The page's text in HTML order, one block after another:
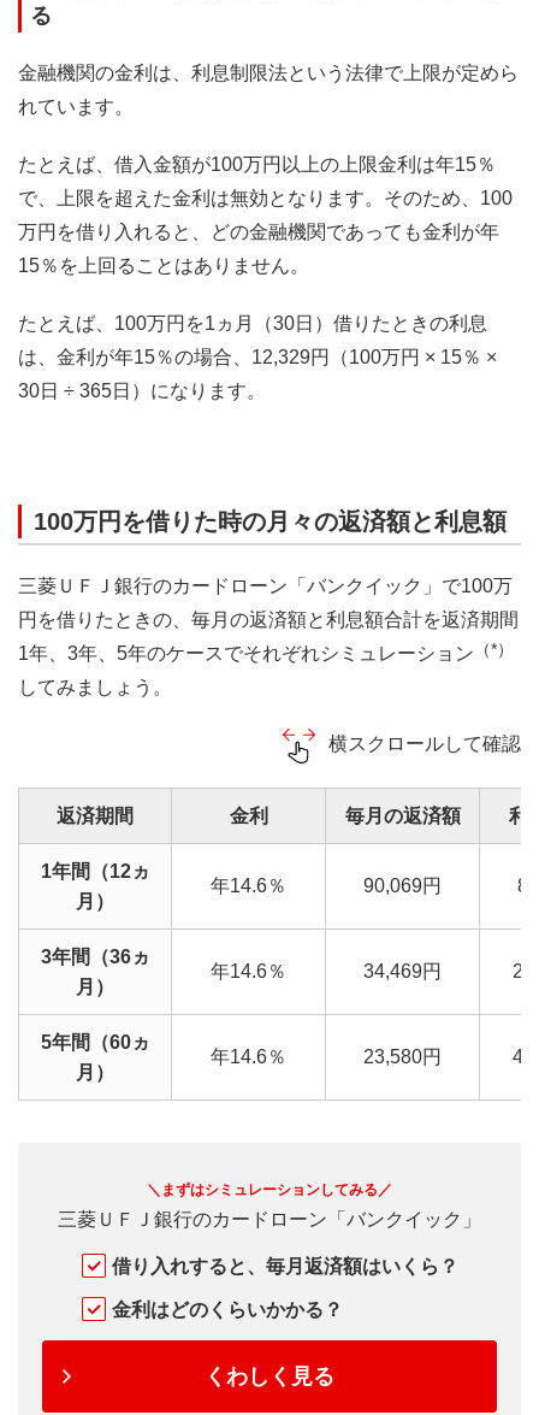
る
金融機関の金利は、利息制限法という法律で上限が定めら
れています。
たとえば、借入金額が100万円以上の上限金利は年15％
で、上限を超えた金利は無効となります。そのため、100
万円を借り入れると、どの金融機関であっても金利が年
15％を上回ることはありません。
たとえば、100万円を1ヵ月（30日）借りたときの利息
は、金利が年15％の場合、12,329円（100万円 × 15％ ×
30日 ÷ 365日）になります。
100万円を借りた時の月々の返済額と利息額
三菱ＵＦＪ銀行のカードローン「バンクイック」で100万
円を借りたときの、毎月の返済額と利息額合計を返済期間
1年、3年、5年のケースでそれぞれシミュレーション （*）
してみましょう。
横スクロールして確認
返済期間 金利 毎月の返済額 利
1年間（12ヵ
月）
年14.6％ 90,069円
3年間（36ヵ
月）
年14.6％ 34,469円
5年間（60ヵ
月）
年14.6％ 23,580円
＼まずはシミュレーションしてみる／
三菱ＵＦＪ銀行のカードローン「バンクイック」
借り入れすると、毎月返済額はいくら？
金利はどのくらいかかる？
くわしく見る